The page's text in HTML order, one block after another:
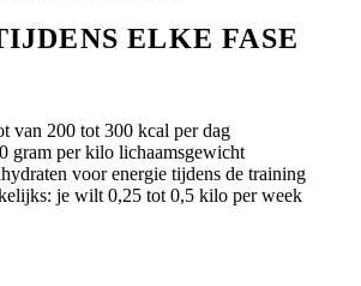
ELKE FASE
van 200 tot 300 kcal per dag
gram per kilo lichaamsgewicht
voor energie tijdens de training
je wilt 0,25 tot 0,5 kilo per week